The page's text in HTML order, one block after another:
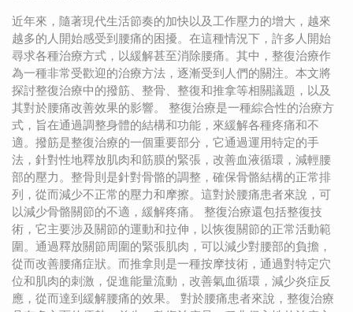
近年來，隨著現代生活節奏的加快以及工作壓力的增大，越來
越多的人開始感受到腰痛的困擾。在這種情況下，許多人開始
尋求各種治療方式，以緩解甚至消除腰痛。其中，整復治療作
為一種非常受歡迎的治療方法，逐漸受到人們的關注。本文將
探討整復治療中的撥筋、整骨、整復和推拿等相關議題，以及
其對於腰痛改善效果的影響。 整復治療是一種綜合性的治療方
式，旨在通過調整身體的結構和功能，來緩解各種疼痛和不
適。撥筋是整復治療的一個重要部分，它通過運用特定的手
法，針對性地釋放肌肉和筋膜的緊張，改善血液循環，減輕腰
部的壓力。整骨則是針對骨骼的調整，確保骨骼結構的正常排
列，從而減少不正常的壓力和摩擦。這對於腰痛患者來說，可
以減少骨骼關節的不適，緩解疼痛。 整復治療還包括整復技
術，它主要涉及關節的運動和拉伸，以恢復關節的正常活動範
圍。通過釋放關節周圍的緊張肌肉，可以減少對腰部的負擔，
從而改善腰痛症狀。而推拿則是一種按摩技術，通過對特定穴
位和肌肉的刺激，促進能量流動，改善氣血循環，減少炎症反
應，從而達到緩解腰痛的效果。 對於腰痛患者來說，整復治療